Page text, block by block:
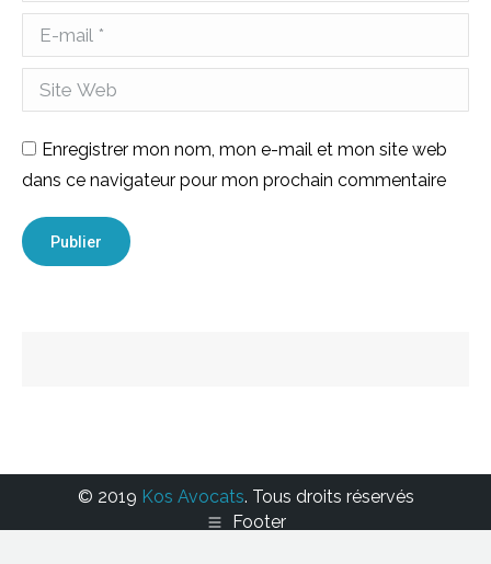
E-mail *
Site Web
Enregistrer mon nom, mon e-mail et mon site web
dans ce navigateur pour mon prochain commentaire
Publier
© 2019 Kos Avocats. Tous droits réservés
Footer